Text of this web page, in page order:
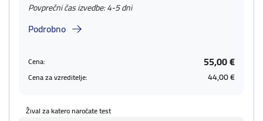
Povprečni čas izvedbe: 4-5 dni
Podrobno
Cena: 55,00 €
Cena za vzreditelje: 44,00 €
Žival za katero naročate test